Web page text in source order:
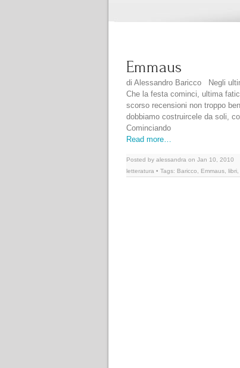
Emmaus
di Alessandro Baricco Negli
Che la festa cominci, ultima
scorso recensioni non troppo
dobbiamo costruircele da soli,
Cominciando
Read more…
Posted by alessandra on Jan 10, 2010
letteratura • Tags: Baricco Emmaus libri